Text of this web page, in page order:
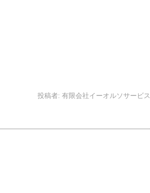
投稿者: 有限会社イーオルソサービス